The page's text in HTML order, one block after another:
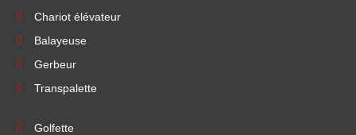
Chariot élévateur
Balayeuse
Gerbeur
Transpalette
Golfette